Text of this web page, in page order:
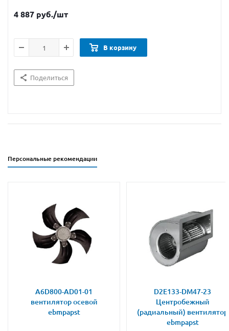
4 887 руб./шт
В корзину
Поделиться
Персональные рекомендации
A6D800-AD01-01
вентилятор осевой
ebmpapst
D2E133-DM47-23
Центробежный
(радиальный) вентилятор
ebmpapst